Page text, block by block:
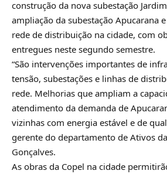
construção da nova subestação
ampliação da subestação Apucarana
rede de distribuição na cidade, com
entregues neste segundo semestre.
“São intervenções importantes de
tensão, subestações e linhas de
rede. Melhorias que ampliam a
atendimento da demanda de
vizinhas com energia estável e de
gerente do departamento de Ativos
Gonçalves.
As obras da Copel na cidade